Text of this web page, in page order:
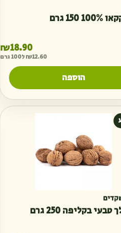
₪14.90.
₪10.90.
150 גרם
₪18.90
₪12.60 ל100 גרם
הוספה
בקליפה 250 גרם